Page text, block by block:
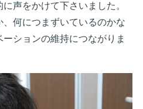
声をかけて下さいました。
何につまずいているのかな
ションの維持につながりま